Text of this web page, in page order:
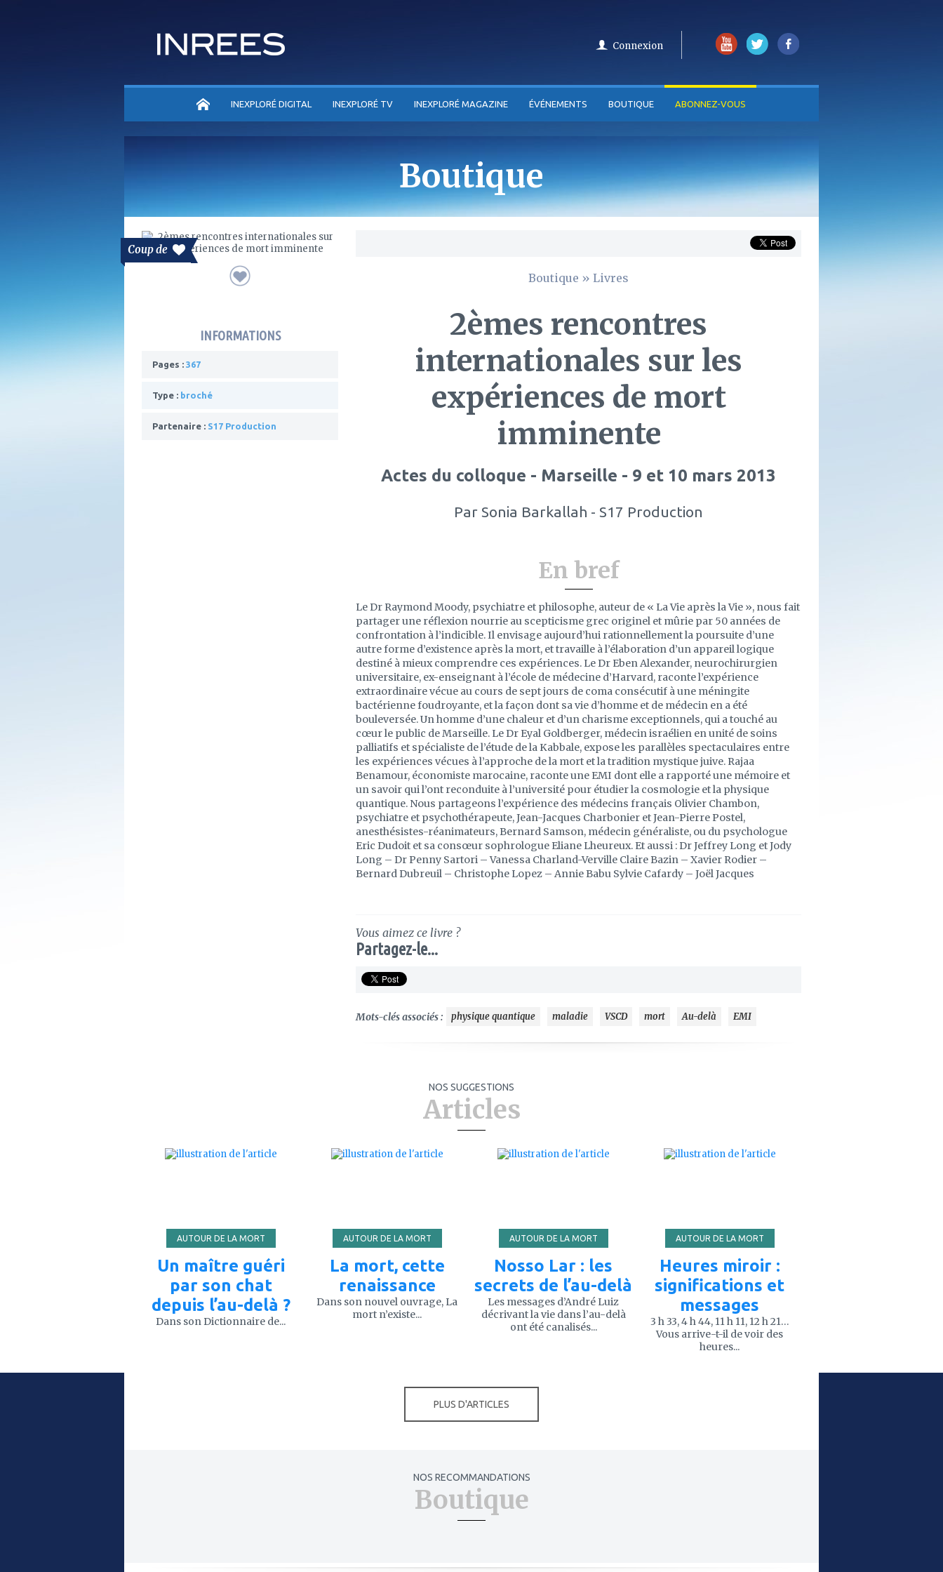
Connexion
ACCUEILINEXPLORÉ DIGITAL INEXPLORÉ TV INEXPLORÉ MAGAZINE ÉVÉNEMENTS BOUTIQUE ABONNEZ-VOUS
Boutique
Coup de
INFORMATIONS
Pages : 367
Type : broché
Partenaire : S17 Production
Boutique » Livres
2èmes rencontres
internationales sur les
expériences de mort
imminente
Actes du colloque - Marseille - 9 et 10 mars 2013
Par Sonia Barkallah - S17 Production
En bref
Le Dr Raymond Moody, psychiatre et philosophe, auteur de « La Vie après la Vie », nous fait
partager une réflexion nourrie au scepticisme grec originel et mûrie par 50 années de
confrontation à l’indicible. Il envisage aujourd’hui rationnellement la poursuite d’une
autre forme d’existence après la mort, et travaille à l’élaboration d’un appareil logique
destiné à mieux comprendre ces expériences. Le Dr Eben Alexander, neurochirurgien
universitaire, ex-enseignant à l’école de médecine d’Harvard, raconte l’expérience
extraordinaire vécue au cours de sept jours de coma consécutif à une méningite
bactérienne foudroyante, et la façon dont sa vie d’homme et de médecin en a été
bouleversée. Un homme d’une chaleur et d’un charisme exceptionnels, qui a touché au
cœur le public de Marseille. Le Dr Eyal Goldberger, médecin israélien en unité de soins
palliatifs et spécialiste de l’étude de la Kabbale, expose les parallèles spectaculaires entre
les expériences vécues à l’approche de la mort et la tradition mystique juive. Rajaa
Benamour, économiste marocaine, raconte une EMI dont elle a rapporté une mémoire et
un savoir qui l’ont reconduite à l’université pour étudier la cosmologie et la physique
quantique. Nous partageons l’expérience des médecins français Olivier Chambon,
psychiatre et psychothérapeute, Jean-Jacques Charbonier et Jean-Pierre Postel,
anesthésistes-réanimateurs, Bernard Samson, médecin généraliste, ou du psychologue
Eric Dudoit et sa consœur sophrologue Eliane Lheureux. Et aussi : Dr Jeffrey Long et Jody
Long – Dr Penny Sartori – Vanessa Charland-Verville Claire Bazin – Xavier Rodier –
Bernard Dubreuil – Christophe Lopez – Annie Babu Sylvie Cafardy – Joël Jacques
Vous aimez ce livre ?
Partagez-le...
Mots-clés associés : physique quantique maladie VSCD mort Au-delà EMI
NOS SUGGESTIONS
Articles
AUTOUR DE LA MORT
Un maître guéri
par son chat
depuis l’au-delà ?
Dans son Dictionnaire de...
AUTOUR DE LA MORT
La mort, cette
renaissance
Dans son nouvel ouvrage, La
mort n’existe...
AUTOUR DE LA MORT
Nosso Lar : les
secrets de l’au-delà
Les messages d’André Luiz
décrivant la vie dans l’au-delà
ont été canalisés...
AUTOUR DE LA MORT
Heures miroir :
significations et
messages
3 h 33, 4 h 44, 11 h 11, 12 h 21…
Vous arrive-t-il de voir des
heures...
PLUS D'ARTICLES
NOS RECOMMANDATIONS
Boutique